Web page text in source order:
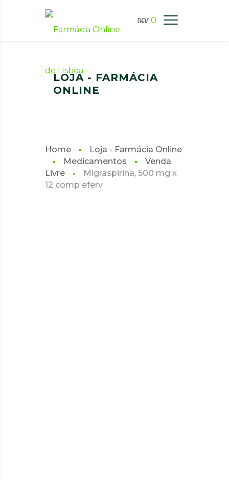
0
FARMÁCIA ONLINE LISBOA
LOJA - FARMÁCIA
ONLINE
Home
Loja - Farmácia Online
Medicamentos
Venda
Livre
Migraspirina, 500 mg x
12 comp eferv